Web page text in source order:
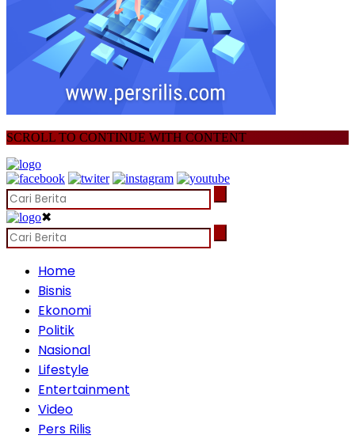
SCROLL TO CONTINUE WITH CONTENT
✖
Home
Bisnis
Ekonomi
Politik
Nasional
Lifestyle
Entertainment
Video
Pers Rilis